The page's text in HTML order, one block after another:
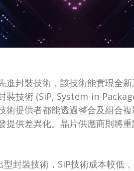
進封裝技術，該技術能實現全
裝技術 (SiP, System-in-
術提供者都能透過整合及組合
提供差異化。晶片供應商則將
封裝技術，SiP技術成本較低